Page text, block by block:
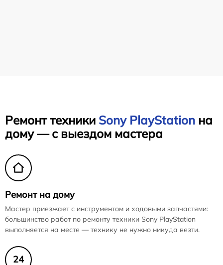
Ремонт техники Sony PlayStation на
дому — с выездом мастера
Ремонт на дому
Мастер приезжает с инструментом и ходовыми запчастями:
большинство работ по ремонту техники Sony PlayStation
выполняется на месте — технику не нужно никуда везти.
24